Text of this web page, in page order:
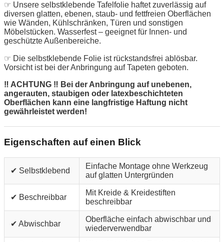
☞ Unsere selbstklebende Tafelfolie haftet zuverlässig auf
diversen glatten, ebenen, staub- und fettfreien Oberflächen
wie Wänden, Kühlschränken, Türen und sonstigen
Möbelstücken. Wasserfest – geeignet für Innen- und
geschützte Außenbereiche.
☞ Die selbstklebende Folie ist rückstandsfrei ablösbar.
Vorsicht ist bei der Anbringung auf Tapeten geboten.
‼ ACHTUNG ‼ Bei der Anbringung auf unebenen,
angerauten, staubigen oder latexbeschichteten
Oberflächen kann eine langfristige Haftung nicht
gewährleistet werden!
Eigenschaften auf einen Blick
✔ Selbstklebend
Einfache Montage ohne Werkzeug
auf glatten Untergründen
✔ Beschreibbar
Mit Kreide & Kreidestiften
beschreibbar
✔ Abwischbar
Oberfläche einfach abwischbar und
wiederverwendbar